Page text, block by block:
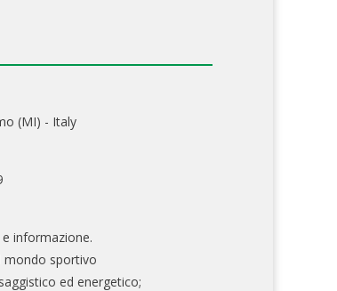
(MI) - Italy
informazione.
mondo sportivo
ed energetico;